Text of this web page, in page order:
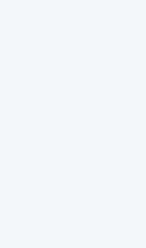
данных